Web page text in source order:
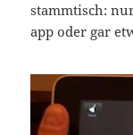
stammtisch:
app oder gar